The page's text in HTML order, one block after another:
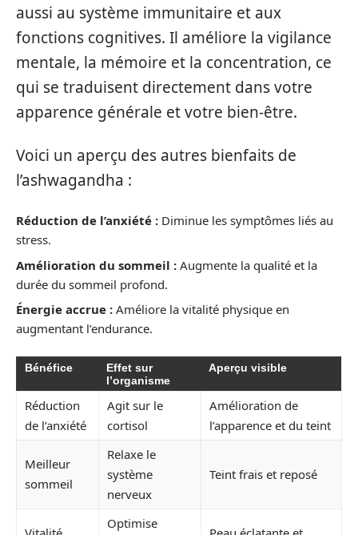
aussi au système immunitaire et aux
fonctions cognitives. Il améliore la vigilance
mentale, la mémoire et la concentration, ce
qui se traduisent directement dans votre
apparence générale et votre bien-être.
Voici un aperçu des autres bienfaits de
l’ashwagandha :
Réduction de l’anxiété : Diminue les symptômes liés au
stress.
Amélioration du sommeil : Augmente la qualité et la
durée du sommeil profond.
Énergie accrue : Améliore la vitalité physique en
augmentant l’endurance.
Bénéfice
Effet sur
l’organisme
Aperçu visible
Réduction
de l’anxiété
Agit sur le
cortisol
Amélioration de
l’apparence et du teint
Meilleur
sommeil
Relaxe le
système
nerveux
Teint frais et reposé
Optimise